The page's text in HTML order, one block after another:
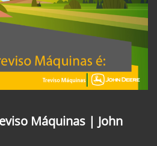
Máquinas | John